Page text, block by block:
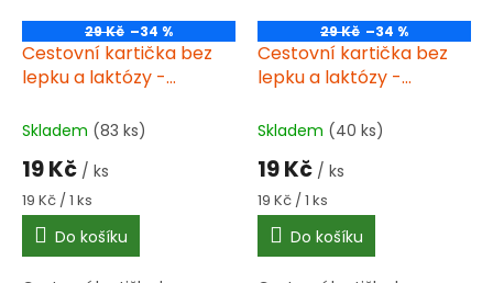
29 Kč –34 %
Cestovní kartička bez
lepku a laktózy -
Skladem (83 ks)
19 Kč / ks
Měrná
cena:
19 Kč / 1 ks
Do košíku
29 Kč –34 %
Cestovní kartička bez
lepku a laktózy -
Skladem (40 ks)
19 Kč / ks
Měrná
cena:
19 Kč / 1 ks
Do košíku